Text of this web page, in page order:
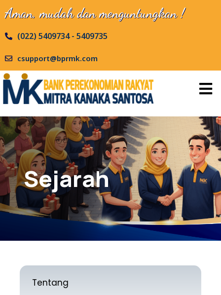
Aman, mudah dan menguntungkan !
(022) 5409734 - 5409735
csupport@bprmk.com
Sejarah
Tentang